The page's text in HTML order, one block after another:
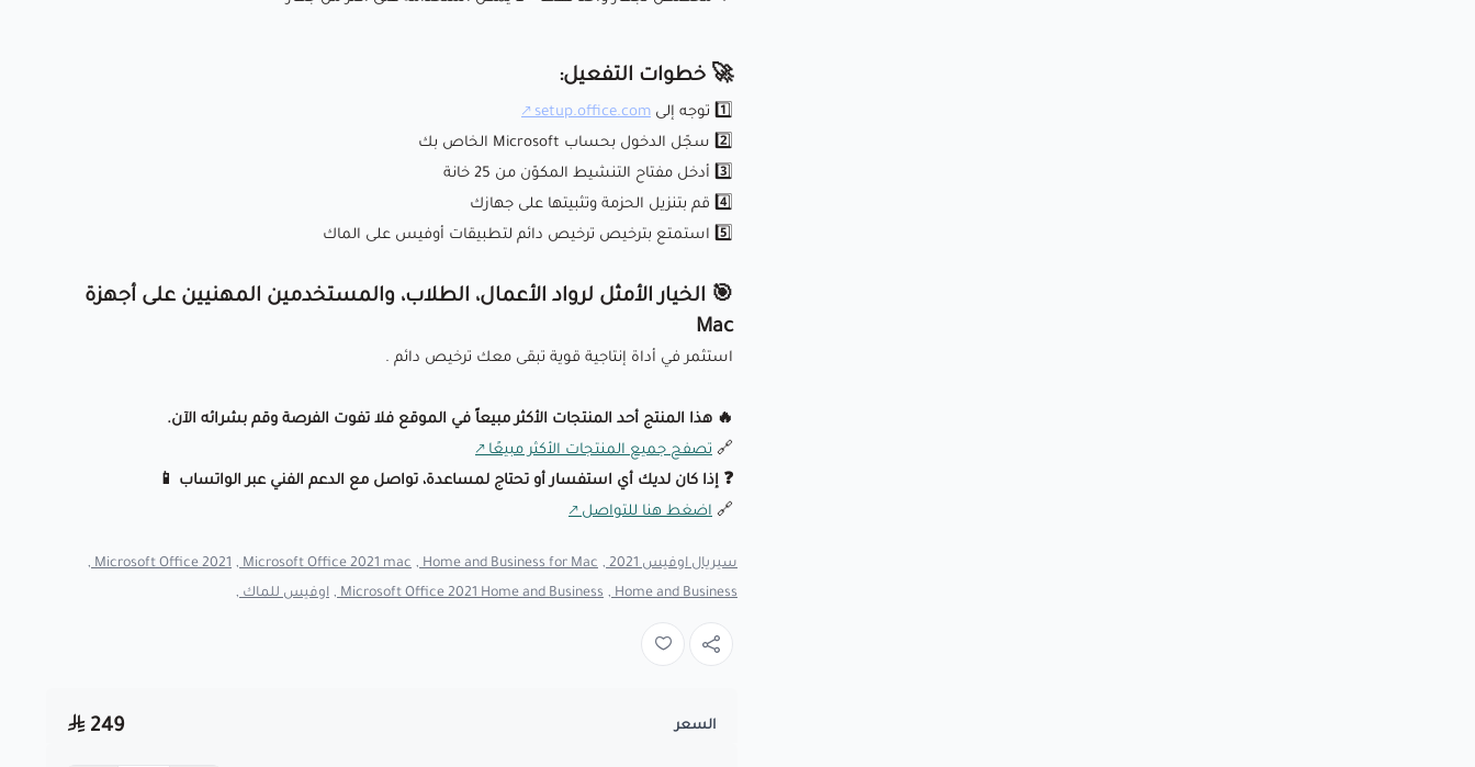
🚀 خطوات التفعيل:
1️⃣ توجه إلى
setup.office.com
2️⃣ سجّل الدخول بحساب Microsoft الخاص بك
3️⃣ أدخل مفتاح التنشيط المكوّن من 25 خانة
4️⃣ قم بتنزيل الحزمة وتثبيتها على جهازك
5️⃣ استمتع بترخيص ترخيص دائم لتطبيقات أوفيس على الماك
🎯 الخيار الأمثل لرواد الأعمال، الطلاب، والمستخدمين المهنيين على أجهزة
Mac
استثمر في أداة إنتاجية قوية تبقى معك ترخيص دائم .
🔥 هذا المنتج أحد المنتجات الأكثر مبيعاً في الموقع فلا تفوت الفرصة وقم بشرائه الآن.
🔗 تصفح جميع المنتجات الأكثر مبيعًا
❓ إذا كان لديك أي استفسار أو تحتاج لمساعدة، تواصل مع الدعم الفني عبر الواتساب 📱
🔗 اضغط هنا للتواصل
سيريال اوفيس 2021 , Home and Business for Mac ,
Microsoft Office 2021 mac ,
Microsoft Office 2021 ,
Home and Business ,
Microsoft Office 2021 Home and Business , اوفيس للماك ,
السعر 249